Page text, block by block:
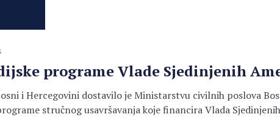
programe Vlade Sjedinjenih
i Hercegovini dostavilo je Ministarstvu civilnih poslova
stručnog usavršavanja koje financira Vlada